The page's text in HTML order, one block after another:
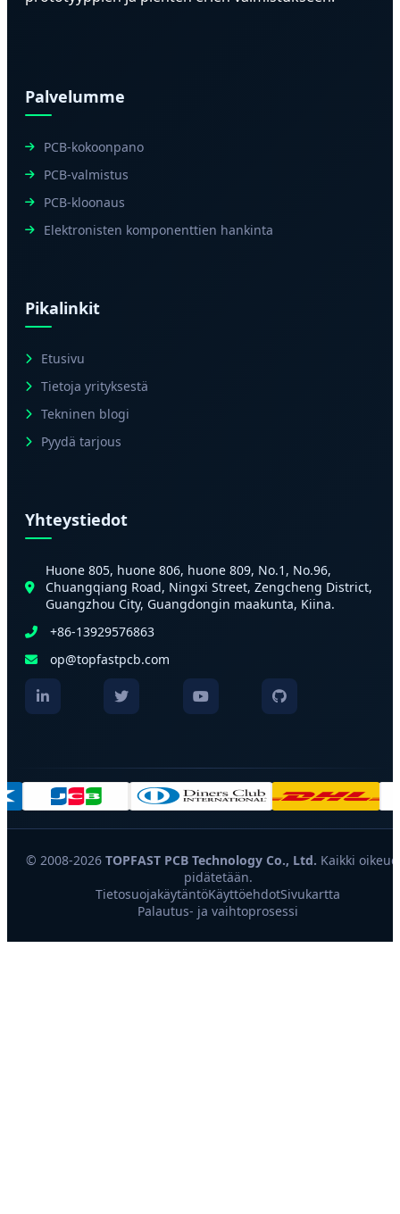
Palvelumme
PCB-kokoonpano
PCB-valmistus
PCB-kloonaus
Elektronisten komponenttien hankinta
Pikalinkit
Etusivu
Tietoja yrityksestä
Tekninen blogi
Pyydä tarjous
Yhteystiedot
Huone 805, huone 806, huone 809, No.1, No.96,
Chuangqiang Road, Ningxi Street, Zengcheng District,
Guangzhou City, Guangdongin maakunta, Kiina.
+86-13929576863
op@topfastpcb.com
© 2008-2026 TOPFAST PCB Technology Co., Ltd. Kaikki
pidätetään.
TietosuojakäytäntöKäyttöehdotSivukartta
Palautus- ja vaihtoprosessi